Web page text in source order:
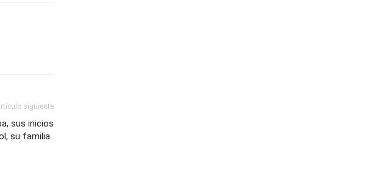
siguiente
sus inicios
su familia..